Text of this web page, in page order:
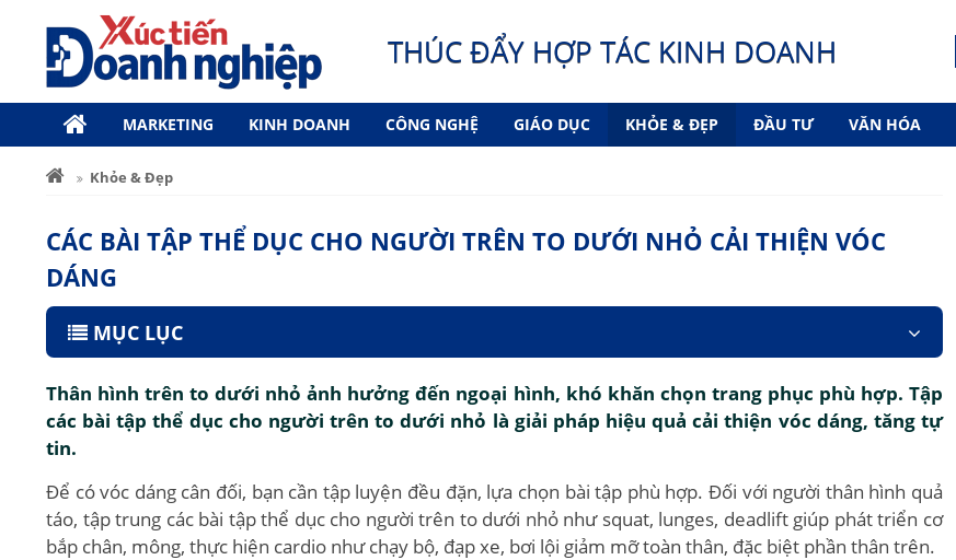
THÚC ĐẨY HỢP TÁC KINH DOANH
MARKETING KINH DOANH CÔNG NGHỆ GIÁO DỤC KHỎE & ĐẸP ĐẦU TƯ VĂN HÓA
Khỏe & Đẹp
CÁC BÀI TẬP THỂ DỤC CHO NGƯỜI TRÊN TO DƯỚI NHỎ CẢI THIỆN VÓC
DÁNG
MỤC LỤC
Thân hình trên to dưới nhỏ ảnh hưởng đến ngoại hình, khó khăn chọn trang phục phù hợp. Tập
các bài tập thể dục cho người trên to dưới nhỏ là giải pháp hiệu quả cải thiện vóc dáng, tăng tự
tin.
Để có vóc dáng cân đối, bạn cần tập luyện đều đặn, lựa chọn bài tập phù hợp. Đối với người thân hình quả
táo, tập trung các bài tập thể dục cho người trên to dưới nhỏ như squat, lunges, deadlift giúp phát triển cơ
bắp chân, mông, thực hiện cardio như chạy bộ, đạp xe, bơi lội giảm mỡ toàn thân, đặc biệt phần thân trên.